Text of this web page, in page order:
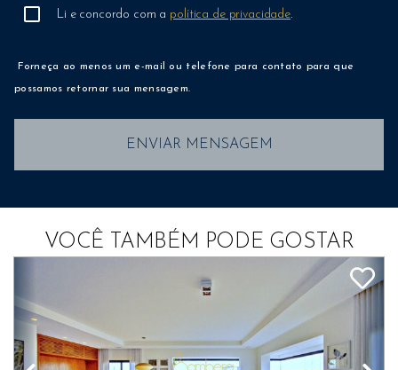
Li e concordo com a política de privacidade.
Forneça ao menos um e-mail ou telefone para contato para que
possamos retornar sua mensagem.
ENVIAR MENSAGEM
VOCÊ TAMBÉM PODE GOSTAR